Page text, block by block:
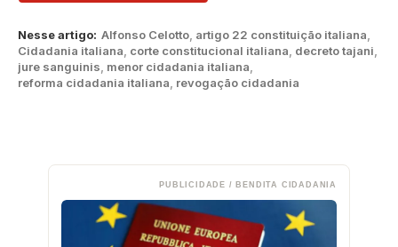
Nesse artigo: Alfonso Celotto artigo 22 constituição italiana
Cidadania italiana corte constitucional italiana decreto tajani
jure sanguinis menor cidadania italiana
reforma cidadania italiana revogação cidadania
PUBLICIDADE / BENDITA CIDADANIA